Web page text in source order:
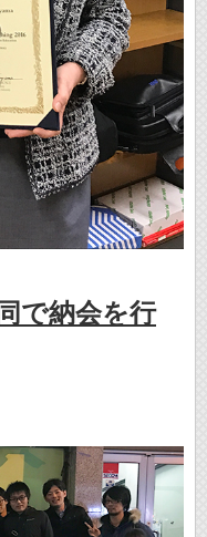
で納会を行